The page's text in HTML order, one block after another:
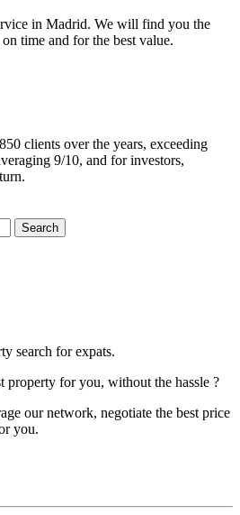
in Madrid. We will find you the
time and for the best value.
clients over the years, exceeding
9/10, and for investors,
search for expats.
property for you, without the hassle ?
our network, negotiate the best price
you.